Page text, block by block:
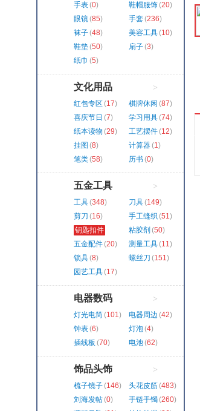
手表(0) 鞋帽服饰(20)
眼镜(85) 手套(236)
袜子(48) 美容工具(10)
鞋垫(50) 扇子(3)
纸巾 (5)
>
文化用品
红包专区 (17) 棋牌休闲 (87)
喜庆节日 (7) 学习用具(74)
纸本读物 (29) 工艺摆件(12)
挂图 (8) 计算器(1)
笔类(58) 历书(0)
>
五金工具
工具(348) 刀具(149)
剪刀 (16) 手工缝织(51)
钥匙扣件
(173)
粘胶剂 (50)
五金配件(20) 测量工具(11)
锁具(8) 螺丝刀 (151)
园艺工具(17)
>
电器数码
灯光电筒(101) 电器周边 (42)
钟表(6) 灯泡(4)
插线板 (70) 电池(62)
>
饰品头饰
梳子镜子(146) 头花皮筋(483)
刘海发帖(0) 手链手镯(260)